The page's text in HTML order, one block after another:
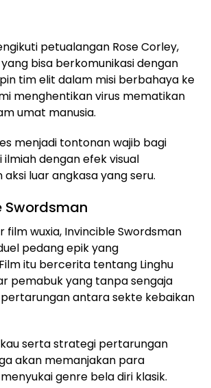
petualangan Rose Corley,
bisa berkomunikasi dengan
tim elit dalam misi berbahaya ke
menghentikan virus mematikan
umat manusia.
menjadi tontonan wajib bagi
dengan efek visual
luar angkasa yang seru.
Swordsman
film wuxia, Invincible Swordsman
pedang epik yang
itu bercerita tentang Linghu
pemabuk yang tanpa sengaja
antara sekte kebaikan
serta strategi pertarungan
akan memanjakan para
genre bela diri klasik.